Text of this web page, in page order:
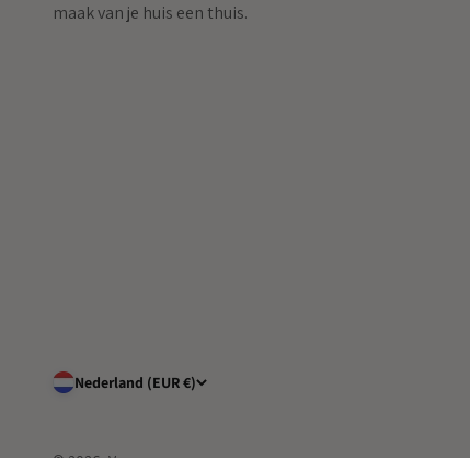
maak van je huis een thuis.
Nederland (EUR €)